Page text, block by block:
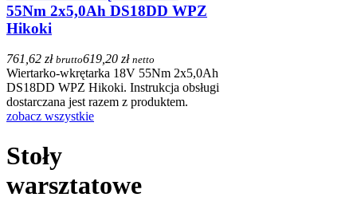
55Nm 2x5,0Ah DS18DD WPZ
Hikoki
761,62 zł brutto619,20 zł netto
Wiertarko-wkrętarka 18V 55Nm 2x5,0Ah
DS18DD WPZ Hikoki. Instrukcja obsługi
dostarczana jest razem z produktem.
zobacz wszystkie
Stoły
warsztatowe